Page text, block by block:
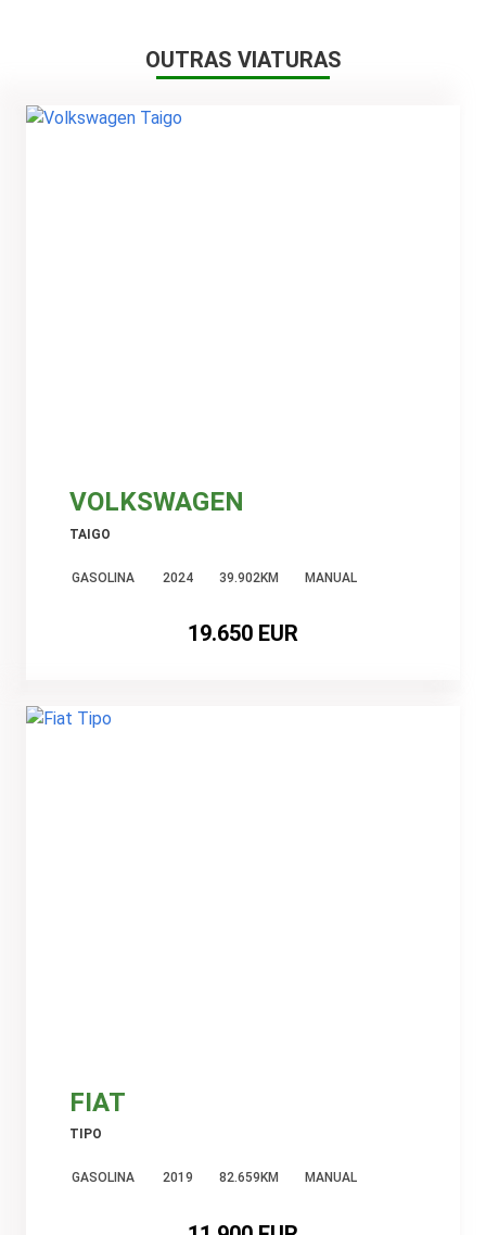
OUTRAS VIATURAS
VOLKSWAGEN
TAIGO
GASOLINA 2024 39.902KM MANUAL
19.650 EUR
FIAT
TIPO
GASOLINA 2019 82.659KM MANUAL